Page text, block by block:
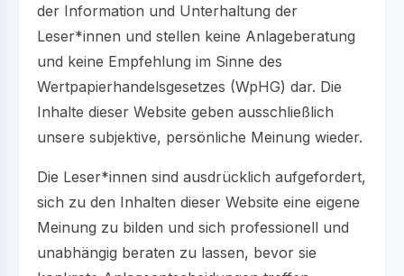
der Information und Unterhaltung der
Leser*innen und stellen keine Anlageberatung
und keine Empfehlung im Sinne des
Wertpapierhandelsgesetzes (WpHG) dar. Die
Inhalte dieser Website geben ausschließlich
unsere subjektive, persönliche Meinung wieder.
Die Leser*innen sind ausdrücklich aufgefordert,
sich zu den Inhalten dieser Website eine eigene
Meinung zu bilden und sich professionell und
unabhängig beraten zu lassen, bevor sie